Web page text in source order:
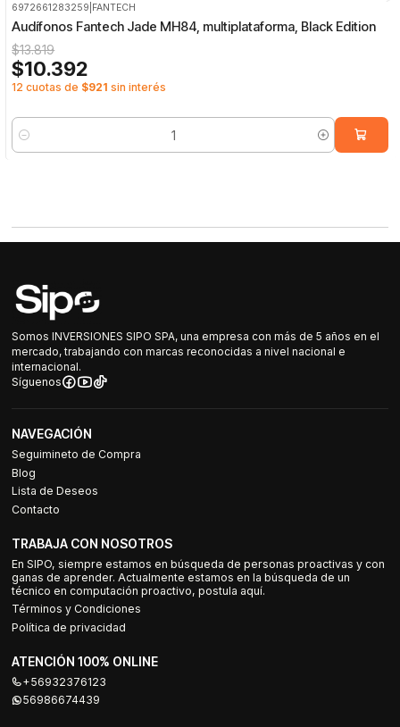
6972661283259 FANTECH
Audífonos Fantech Jade MH84, multiplataforma, Black Edition
$13.819
$10.392
12 cuotas de $921 sin interés
Cantidad
Somos INVERSIONES SIPO SPA, una empresa con más de 5 años en el
mercado, trabajando con marcas reconocidas a nivel nacional e
internacional.
Síguenos
NAVEGACIÓN
Seguimineto de Compra
Blog
Lista de Deseos
Contacto
TRABAJA CON NOSOTROS
En SIPO, siempre estamos en búsqueda de personas proactivas y con
ganas de aprender. Actualmente estamos en la búsqueda de un
técnico en computación proactivo, postula aquí.
Términos y Condiciones
Política de privacidad
ATENCIÓN 100% ONLINE
+56932376123
56986674439